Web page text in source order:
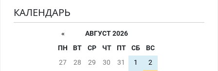
КАЛЕНДАРЬ
«
АВГУСТ 2026
ПН
ВТ СР ЧТ ПТ СБ
ВС
27
28 29 30 31 1
2